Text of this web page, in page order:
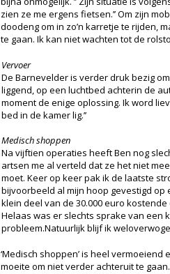
zien ze me ergens fietsen.’’ Om zijn
doodeng om in zo’n karretje te rijden,
te gaan. Ik kan niet wachten tot de
Vervoer
De Barnevelder is verder druk bezig
liggend, op een luchtbed achterin de
moment de enige oplossing. Ik word
bed in de kamer lig.’’
Medisch shoppen
Na vijftien operaties heeft Ben nog
artsen me al verteld dat ze het niet
moet. Keer op keer pak ik de laatste
bijvoorbeeld al mijn hoop gevestigd
klein deel van de 30.000 euro
Helaas was er slechts sprake van een
probleem.Natuurlijk blijf ik
‘Medisch shoppen’ is heel
moeite om niet verder achteruit te